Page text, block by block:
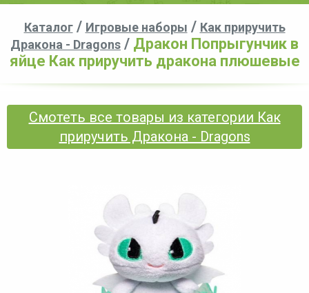
Каталог/ Игровые наборы / Как приручить
Дракона - Dragons / Дракон Попрыгунчик в
яйце Как приручить дракона плюшевые
Смотеть все товары из категории Как
приручить Дракона - Dragons